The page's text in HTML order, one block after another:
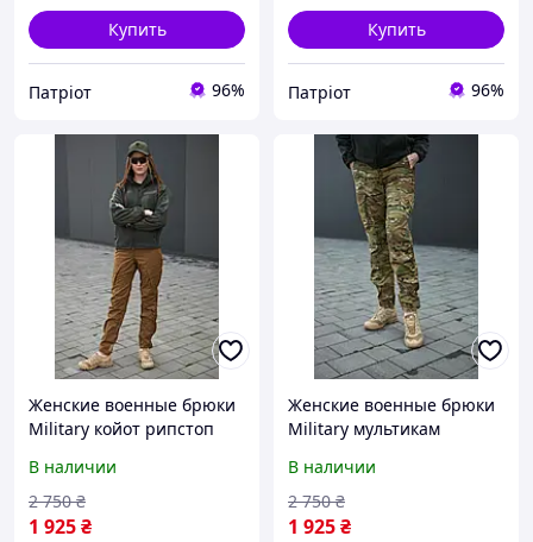
Купить
Патріот 96%
Купить
Патріот 96%
Женские военные брюки
Military койот рипстоп
штаны для силовых
структур койот
В наличии
1 925₴
2 750 ₴
Женские военные брюки
Military мультикам
тактические штаны для
силовых структур
мультикам
В наличии
1 925₴
2 750 ₴